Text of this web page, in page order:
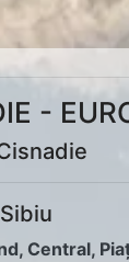
-
, Central,